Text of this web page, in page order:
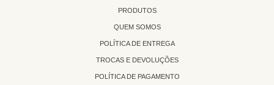
PRODUTOS
QUEM SOMOS
POLÍTICA DE ENTREGA
TROCAS E DEVOLUÇÕES
POLÍTICA DE PAGAMENTO